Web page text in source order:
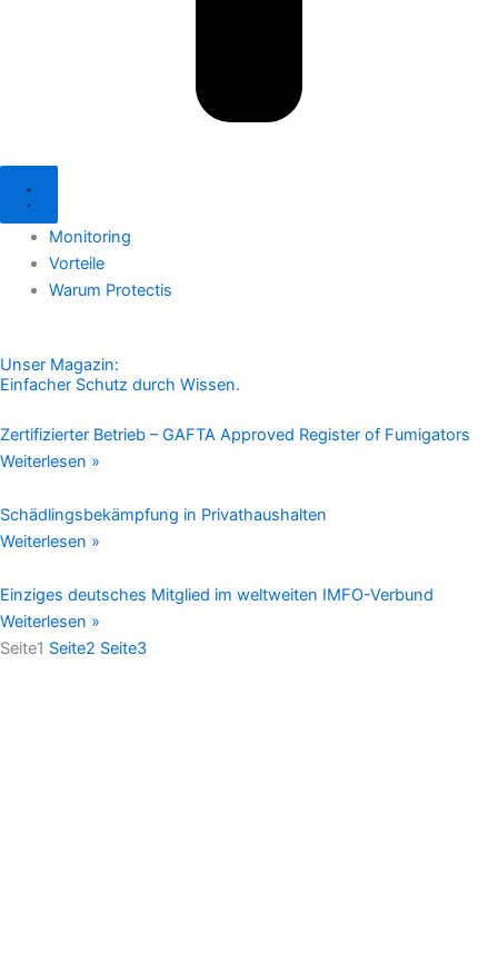
Monitoring
Vorteile
Warum Protectis
Unser Magazin:
Einfacher Schutz durch Wissen.
Zertifizierter Betrieb – GAFTA Approved Register of Fumigators
Weiterlesen »
Schädlingsbekämpfung in Privathaushalten
Weiterlesen »
Einziges deutsches Mitglied im weltweiten IMFO-Verbund
Weiterlesen »
Seite1 Seite2 Seite3